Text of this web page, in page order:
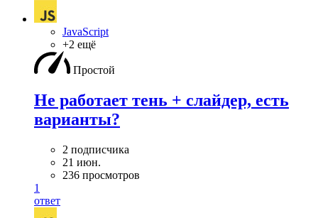
JavaScript
+2 ещё
Простой
Не работает тень + слайдер, есть
варианты?
2 подписчика
21 июн.
236 просмотров
1
ответ